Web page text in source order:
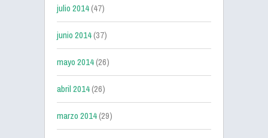
julio 2014(47)
junio 2014(37)
mayo 2014(26)
abril 2014(26)
marzo 2014(29)